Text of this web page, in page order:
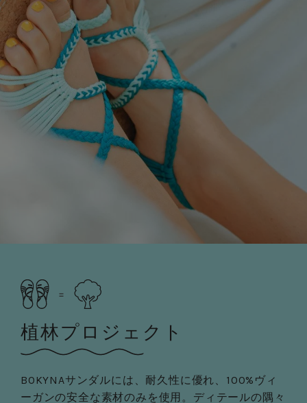
植林プロジェクト
BOKYNAサンダルには、耐久性に優れ、100%ヴィ
ーガンの安全な素材のみを使用。ディテールの隅々